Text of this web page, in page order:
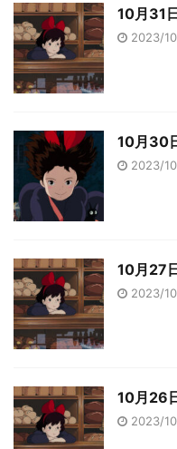
10月31
2023/
10月30
2023/
10月27
2023/
10月26
2023/